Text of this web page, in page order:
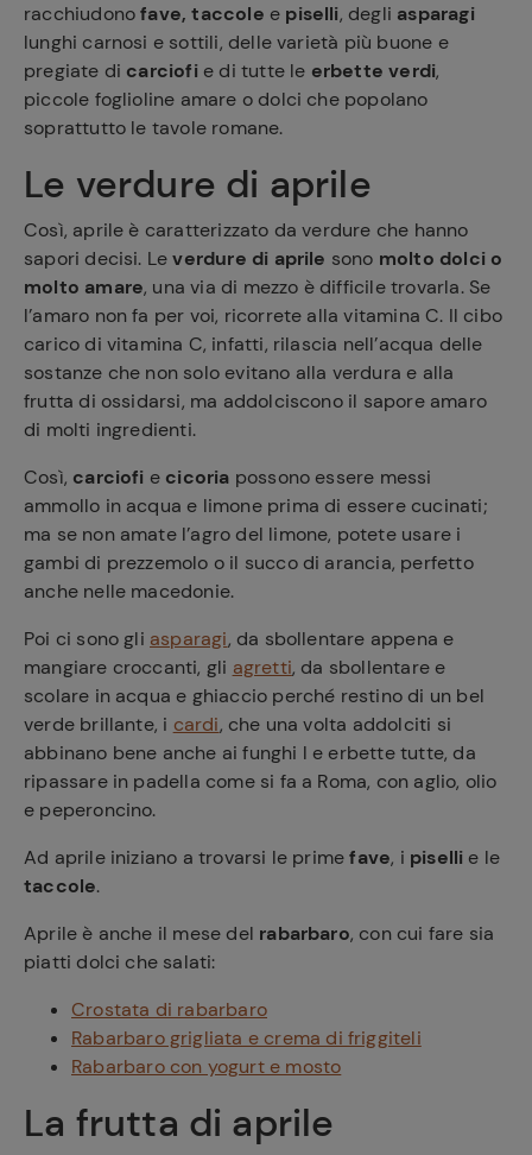
racchiudonofave, taccole e piselli, degli asparagi
lunghi carnosi e sottili, delle varietà più buone e
pregiate di carciofie di tutte le erbette verdi,
piccole foglioline amare o dolci che popolano
soprattutto le tavole romane.
Le verdure di aprile
Così, aprile è caratterizzato da verdure che hanno
sapori decisi. Leverdure di aprile sono molto dolci o
molto amare, una via di mezzo è difficile trovarla. Se
l’amaro non fa per voi, ricorrete alla vitamina C. Il cibo
carico di vitamina C, infatti, rilascia nell’acqua delle
sostanze che non solo evitano alla verdura e alla
frutta di ossidarsi, ma addolciscono il sapore amaro
di molti ingredienti.
Così, carciofi e cicoria possono essere messi
ammollo in acqua e limone prima di essere cucinati;
ma se non amate l’agro del limone, potete usare i
gambi di prezzemolo o il succo di arancia, perfetto
anche nelle macedonie.
Poi ci sono gli asparagi, da sbollentare appena e
mangiare croccanti, gli agretti, da sbollentare e
scolare in acqua e ghiaccio perché restino di un bel
verde brillante, i cardi, che una volta addolciti si
abbinano bene anche ai funghi l e erbette tutte, da
ripassare in padella come si fa a Roma, con aglio, olio
e peperoncino.
Ad aprile iniziano a trovarsi le primefave, i piselli e le
taccole.
Aprile è anche il mese del rabarbaro, con cui fare sia
piatti dolci che salati:
Crostata di rabarbaro
Rabarbaro grigliata e crema di friggiteli
Rabarbaro con yogurt e mosto
La frutta di aprile